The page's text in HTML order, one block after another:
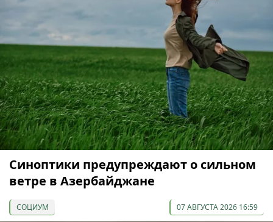
Синоптики предупреждают о сильном
ветре в Азербайджане
СОЦИУМ 07 АВГУСТА 2026 16:59